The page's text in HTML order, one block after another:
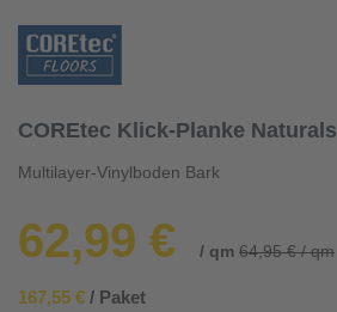
COREtec Klick-Planke Naturals
Multilayer-Vinylboden Bark
62,99 € / qm 64,95 € / qm
167,55 € / Paket